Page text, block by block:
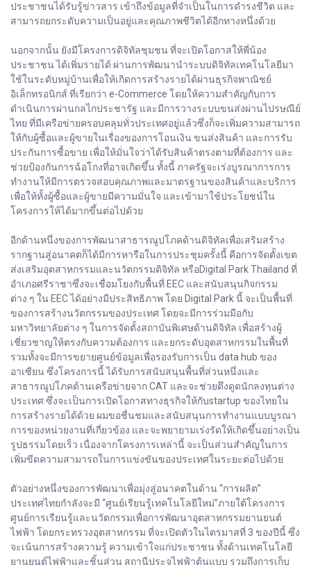
ประชาชนได้รับรู้ข่าวสาร เข้าถึงข้อมูลที่จำเป็นในการดำรงชีวิต และ
สามารถยกระดับความเป็นอยู่และคุณภาพชีวิตได้อีกทางหนึ่งด้วย
นอกจากนั้น ยังมีโครงการดิจิทัลชุมชน ที่จะเปิดโอกาสให้พี่น้อง
ประชาชน ได้เพิ่มรายได้ ผ่านการพัฒนานำระบบดิจิทัลเทคโนโลยีมา
ใช้ในระดับหมู่บ้านเพื่อให้เกิดการสร้างรายได้ผ่านธุรกิจพาณิชย์
อิเล็กทรอนิกส์ ที่เรียกว่า e-Commerce โดยให้ความสำคัญกับการ
ดำเนินการผ่านกลไกประชารัฐ และมีการวางระบบขนส่งผ่านไปรษณีย์
ไทย ที่มีเครือข่ายครอบคลุมทั่วประเทศอยู่แล้วซึ่งก็จะเพิ่มความสามารถ
ให้กับผู้ซื้อและผู้ขายในเรื่องของการโอนเงิน ขนส่งสินค้า และการรับ
ประกันการซื้อขาย เพื่อให้มั่นใจว่าได้รับสินค้าตรงตามที่ต้องการ และ
ช่วยป้องกันการฉ้อโกงที่อาจเกิดขึ้น ทั้งนี้ ภาครัฐจะเร่งบูรณาการการ
ทำงานให้มีการตรวจสอบคุณภาพและมาตรฐานของสินค้าและบริการ
เพื่อให้ทั้งผู้ซื้อและผู้ขายมีความมั่นใจ และเข้ามาใช้ประโยชน์ใน
โครงการให้ได้มากขึ้นต่อไปด้วย
อีกด้านหนึ่งของการพัฒนาสาธารณูปโภคด้านดิจิทัลเพื่อเสริมสร้าง
รากฐานสู่อนาคตก็ได้มีการหารือในการประชุมครั้งนี้ คือการจัดตั้งเขต
ส่งเสริมอุตสาหกรรมและนวัตกรรมดิจิทัล หรือDigital Park Thailand ที่
อำเภอศรีราชาซึ่งจะเชื่อมโยงกับพื้นที่ EEC และสนับสนุนกิจกรรม
ต่าง ๆ ใน EEC ได้อย่างมีประสิทธิภาพ โดย Digital Park นี้ จะเป็นพื้นที่
ของการสร้างนวัตกรรมของประเทศ โดยจะมีการร่วมมือกับ
มหาวิทยาลัยต่าง ๆ ในการจัดตั้งสถาบันพิเศษด้านดิจิทัล เพื่อสร้างผู้
เชี่ยวชาญให้ตรงกับความต้องการ และยกระดับอุตสาหกรรมในพื้นที่
รวมทั้งจะมีการขยายศูนย์ข้อมูลเพื่อรองรับการเป็น data hub ของ
อาเซียน ซึ่งโครงการนี้ ได้รับการสนับสนุนพื้นที่ส่วนหนึ่งและ
สาธารณูปโภคด้านเครือข่ายจาก CAT และจะช่วยดึงดูดนักลงทุนต่าง
ประเทศ ซึ่งจะเป็นการเปิดโอกาสทางธุรกิจให้กับstartup ของไทยใน
การสร้างรายได้ด้วย ผมขอชื่นชมและสนับสนุนการทำงานแบบบูรณา
การของหน่วยงานที่เกี่ยวข้อง และจะพยายามเร่งรัดให้เกิดขึ้นอย่างเป็น
รูปธรรมโดยเร็ว เนื่องจากโครงการเหล่านี้ จะเป็นส่วนสำคัญในการ
เพิ่มขีดความสามารถในการแข่งขันของประเทศในระยะต่อไปด้วย
ตัวอย่างหนึ่งของการพัฒนาเพื่อมุ่งสู่อนาคตในด้าน “การผลิต”
ประเทศไทยกำลังจะมี “ศูนย์เรียนรู้เทคโนโลยีใหม่”ภายใต้โครงการ
ศูนย์การเรียนรู้และนวัตกรรมเพื่อการพัฒนาอุตสาหกรรมยานยนต์
ไฟฟ้า โดยกระทรวงอุตสาหกรรม ที่จะเปิดตัวในไตรมาสที่ 3 ของปีนี้ ซึ่ง
จะเน้นการสร้างความรู้ ความเข้าใจแก่ประชาชน ทั้งด้านเทคโนโลยี
ยานยนต์ไฟฟ้าและชิ้นส่วน สถานีประจุไฟฟ้าต้นแบบ รวมถึงการเก็บ